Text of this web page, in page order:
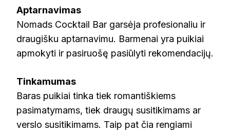
Aptarnavimas
Nomads Cocktail Bar garsėja profesionaliu ir
draugišku aptarnavimu. Barmenai yra puikiai
apmokyti ir pasiruošę pasiūlyti rekomendacijų.
Tinkamumas
Baras puikiai tinka tiek romantiškiems
pasimatymams, tiek draugų susitikimams ar
verslo susitikimams. Taip pat čia rengiami